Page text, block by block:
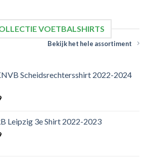
VOETBALSHIRTS
Bekijk het hele assortiment
Scheidsrechtersshirt 2022-2024
Leipzig 3e Shirt 2022-2023